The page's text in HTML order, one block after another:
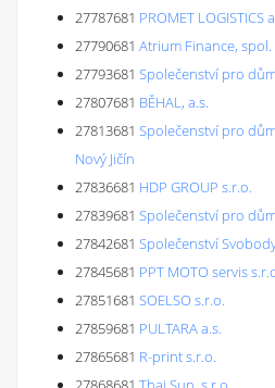
27787681 PROMET LOGISTICS
27790681 Atrium Finance, spol.
27793681 Společenství pro
27807681 BĚHAL, a.s.
27813681 Společenství pro
Nový Jičín
27836681 HDP GROUP s.r.o.
27839681 Společenství pro
27842681 Společenství
27845681 PPT MOTO servis
27851681 SOELSO s.r.o.
27859681 PULTARA a.s.
27865681 R-print s.r.o.